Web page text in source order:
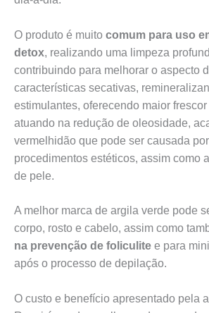
O produto é muito comum para uso
detox, realizando uma limpeza
contribuindo para melhorar o aspecto
características secativas,
estimulantes, oferecendo maior
atuando na redução de oleosidade,
vermelhidão que pode ser causada
procedimentos estéticos, assim como
de pele.
A melhor marca de argila verde pode
corpo, rosto e cabelo, assim como
na prevenção de foliculite e para
após o processo de depilação.
O custo e benefício apresentado pela